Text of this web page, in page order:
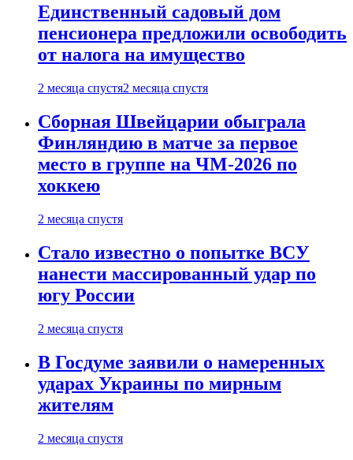
Единственный садовый дом
пенсионера предложили освободить
от налога на имущество
2 месяца спустя2 месяца спустя
Сборная Швейцарии обыграла
Финляндию в матче за первое
место в группе на ЧМ-2026 по
хоккею
2 месяца спустя
Стало известно о попытке ВСУ
нанести массированный удар по
югу России
2 месяца спустя
В Госдуме заявили о намеренных
ударах Украины по мирным
жителям
2 месяца спустя